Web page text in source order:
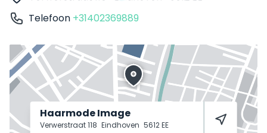
Telefoon +31402369889
Haarmode Image
Verwerstraat 118 Eindhoven 5612 EE